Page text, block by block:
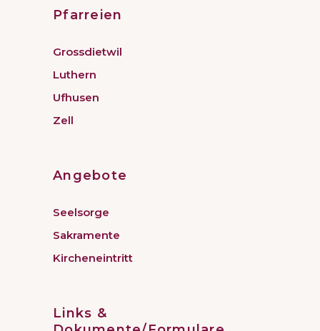
Pfarreien
Grossdietwil
Luthern
Ufhusen
Zell
Angebote
Seelsorge
Sakramente
Kircheneintritt
Links &